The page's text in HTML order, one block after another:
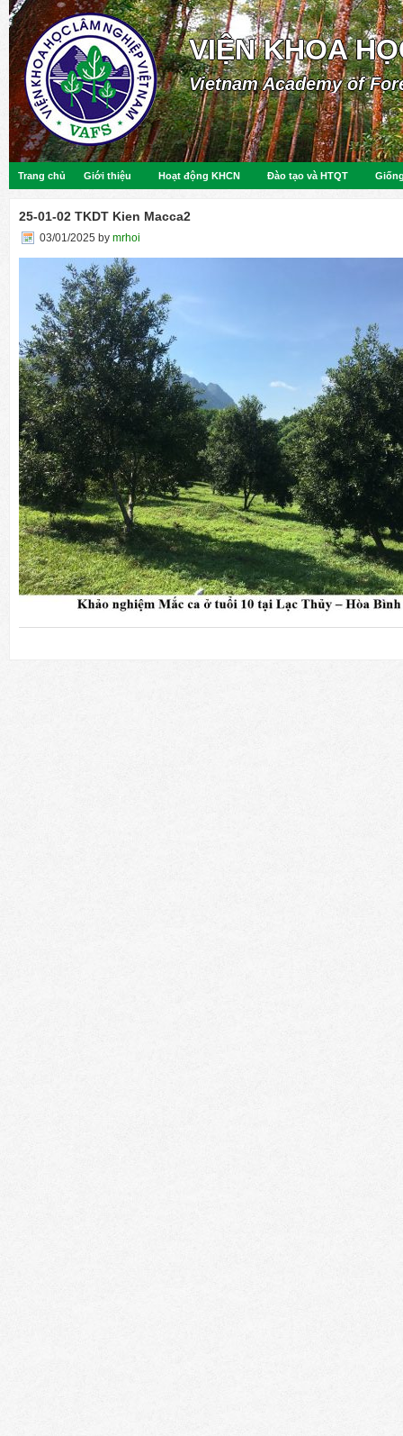
VIỆN KHOA
Vietnam Academy of
Trang chủ Giới thiệu Hoạt động KHCN Đào tạo và HTQT
25-01-02 TKDT Kien Macca2
03/01/2025 by mrhoi